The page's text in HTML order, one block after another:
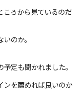
ころから見ているのだ
のか。
定も聞かれました。
ンを薦めれば良いのか